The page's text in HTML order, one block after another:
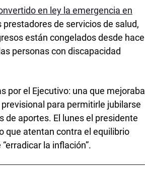
en ley la emergencia en
de servicios de salud,
están congelados desde hace
personas con discapacidad
por el Ejecutivo: una que mejoraba
para permitirle jubilarse
de aportes. El lunes el presidente
que atentan contra el equilibrio
la inflación”.